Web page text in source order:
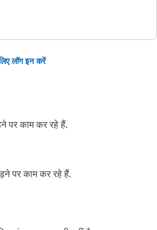
लॉग इन करें
पर काम कर रहे हैं.
पर काम कर रहे हैं.